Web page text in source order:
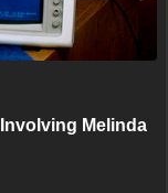
Melinda